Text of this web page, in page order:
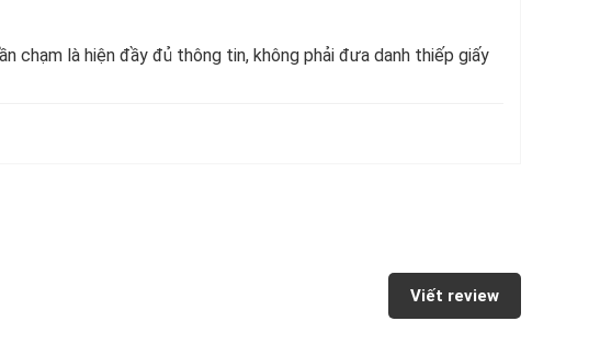
chạm là hiện đầy đủ thông tin, không phải đưa danh thiếp giấy
Viết review